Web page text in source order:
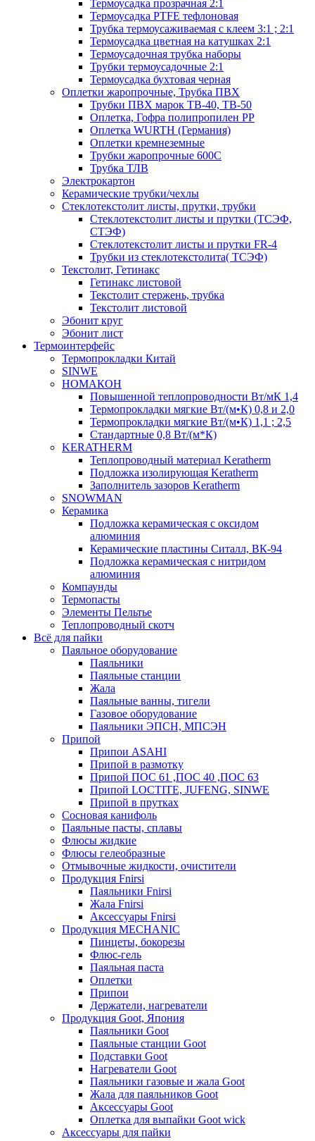
Термоусадка прозрачная 2:1
Термоусадка PTFE тефлоновая
Трубка термоусаживаемая с клеем 3:1 ; 2:1
Термоусадка цветная на катушках 2:1
Термоусадочная трубка наборы
Трубки термоусадочные 2:1
Термоусадка бухтовая черная
Оплетки жаропрочные, Трубка ПВХ
Трубки ПВХ марок ТВ-40, ТВ-50
Оплетка, Гофра полипропилен PP
Оплетка WURTH (Германия)
Оплетки кремнеземные
Трубки жаропрочные 600С
Трубка ТЛВ
Электрокартон
Керамические трубки/чехлы
Cтеклотекстолит листы, прутки, трубки
Стеклотекстолит листы и прутки (ТСЭФ,
СТЭФ)
Стеклотекстолит листы и прутки FR-4
Трубки из стеклотекстолита( ТСЭФ)
Текстолит, Гетинакс
Гетинакс листовой
Текстолит стержень, трубка
Текстолит листовой
Эбонит круг
Эбонит лист
Термоинтерфейс
Термопрокладки Китай
SINWE
НОМАКОН
Повышенной теплопроводности Вт/мК 1,4
Термопрокладки мягкие Вт/(м•К) 0,8 и 2,0
Термопрокладки мягкие Вт/(м•К) 1,1 ; 2,5
Стандартные 0,8 Вт/(м*К)
KERATHERM
Теплопроводный материал Keratherm
Подложка изолирующая Keratherm
Заполнитель зазоров Keratherm
SNOWMAN
Керамика
Подложка керамическая с оксидом
алюминия
Керамические пластины Ситалл, ВК-94
Подложка керамическая с нитридом
алюминия
Компаунды
Термопасты
Элементы Пельтье
Теплопроводный скотч
Всё для пайки
Паяльное оборудование
Паяльники
Паяльные станции
Жала
Паяльные ванны, тигели
Газовое оборудование
Паяльники ЭПСН, МПСЭН
Припой
Припои ASAHI
Припой в размотку
Припой ПОС 61 ,ПОС 40 ,ПОС 63
Припой LOCTITE, JUFENG, SINWE
Припой в прутках
Сосновая канифоль
Паяльные пасты, сплавы
Флюсы жидкие
Флюсы гелеобразные
Отмывочные жидкости, очистители
Продукция Fnirsi
Паяльники Fnirsi
Жала Fnirsi
Аксессуары Fnirsi
Продукция MECHANIC
Пинцеты, бокорезы
Флюс-гель
Паяльная паста
Оплетки
Припои
Держатели, нагреватели
Продукция Goot, Япония
Паяльники Goot
Паяльные станции Goot
Подставки Goot
Нагреватели Goot
Паяльники газовые и жала Goot
Жала для паяльников Goot
Аксессуары Goot
Оплетка для выпайки Goot wick
Аксессуары для пайки